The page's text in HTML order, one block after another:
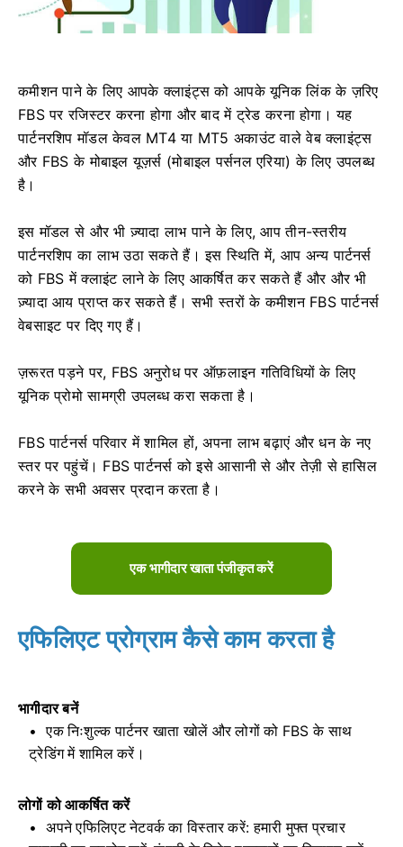
कमीशन पाने के लिए आपके क्लाइंट्स को आपके यूनिक लिंक के ज़रिए
FBS पर रजिस्टर करना होगा और बाद में ट्रेड करना होगा। यह
पार्टनरशिप मॉडल केवल MT4 या MT5 अकाउंट वाले वेब क्लाइंट्स
और FBS के मोबाइल यूज़र्स (मोबाइल पर्सनल एरिया) के लिए उपलब्ध
है।
इस मॉडल से और भी ज़्यादा लाभ पाने के लिए, आप तीन-स्तरीय
पार्टनरशिप का लाभ उठा सकते हैं। इस स्थिति में, आप अन्य पार्टनर्स
को FBS में क्लाइंट लाने के लिए आकर्षित कर सकते हैं और और भी
ज़्यादा आय प्राप्त कर सकते हैं। सभी स्तरों के कमीशन FBS पार्टनर्स
वेबसाइट पर दिए गए हैं।
ज़रूरत पड़ने पर, FBS अनुरोध पर ऑफ़लाइन गतिविधियों के लिए
यूनिक प्रोमो सामग्री उपलब्ध करा सकता है।
FBS पार्टनर्स परिवार में शामिल हों, अपना लाभ बढ़ाएं और धन के नए
स्तर पर पहुंचें। FBS पार्टनर्स को इसे आसानी से और तेज़ी से हासिल
करने के सभी अवसर प्रदान करता है।
एक भागीदार खाता पंजीकृत करें
एफिलिएट प्रोग्राम कैसे काम करता है
भागीदार बनें
एक निःशुल्क पार्टनर खाता खोलें और लोगों को FBS के साथ
ट्रेडिंग में शामिल करें।
लोगों को आकर्षित करें
अपने एफिलिएट नेटवर्क का विस्तार करें: हमारी मुफ्त प्रचार